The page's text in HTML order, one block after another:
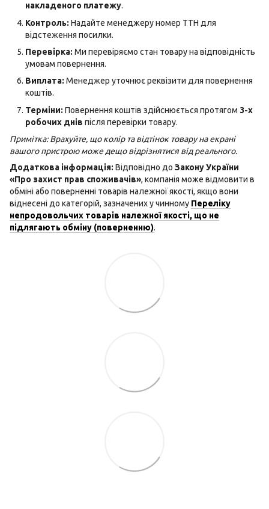
накладеного платежу.
Контроль: Надайте менеджеру номер ТТН для
відстеження посилки.
Перевірка: Ми перевіряємо стан товару на відповідність
умовам повернення.
Виплата: Менеджер уточнює реквізити для повернення
коштів.
Терміни: Повернення коштів здійснюється протягом 3-х
робочих днів після перевірки товару.
Примітка: Врахуйте, що колір та відтінок товару на екрані
вашого пристрою може дещо відрізнятися від реального.
Додаткова інформація: Відповідно до Закону України
«Про захист прав споживачів», компанія може відмовити в
обміні або поверненні товарів належної якості, якщо вони
віднесені до категорій, зазначених у чинному Переліку
непродовольчих товарів належної якості, що не
підлягають обміну (поверненню).